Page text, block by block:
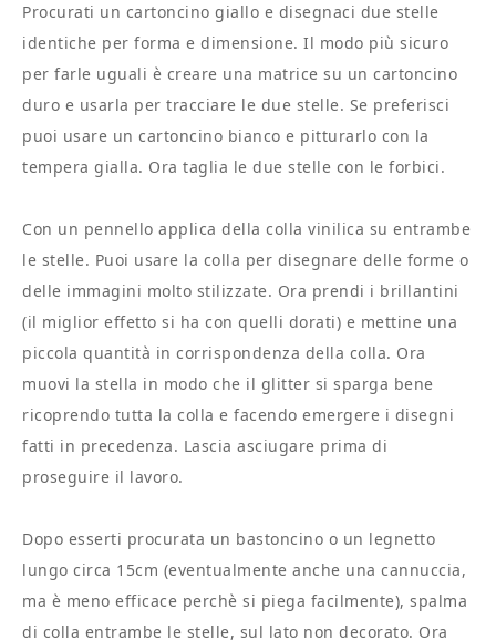
Procurati un cartoncino giallo e disegnaci due stelle
identiche per forma e dimensione. Il modo più sicuro
per farle uguali è creare una matrice su un cartoncino
duro e usarla per tracciare le due stelle. Se preferisci
puoi usare un cartoncino bianco e pitturarlo con la
tempera gialla. Ora taglia le due stelle con le forbici.
Con un pennello applica della colla vinilica su entrambe
le stelle. Puoi usare la colla per disegnare delle forme o
delle immagini molto stilizzate. Ora prendi i brillantini
(il miglior effetto si ha con quelli dorati) e mettine una
piccola quantità in corrispondenza della colla. Ora
muovi la stella in modo che il glitter si sparga bene
ricoprendo tutta la colla e facendo emergere i disegni
fatti in precedenza. Lascia asciugare prima di
proseguire il lavoro.
Dopo esserti procurata un bastoncino o un legnetto
lungo circa 15cm (eventualmente anche una cannuccia,
ma è meno efficace perchè si piega facilmente), spalma
di colla entrambe le stelle, sul lato non decorato. Ora